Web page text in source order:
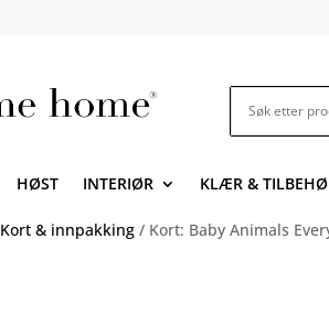
HØST INTERIØR KLÆR &
Kort & innpakking / Kort: Baby Animals